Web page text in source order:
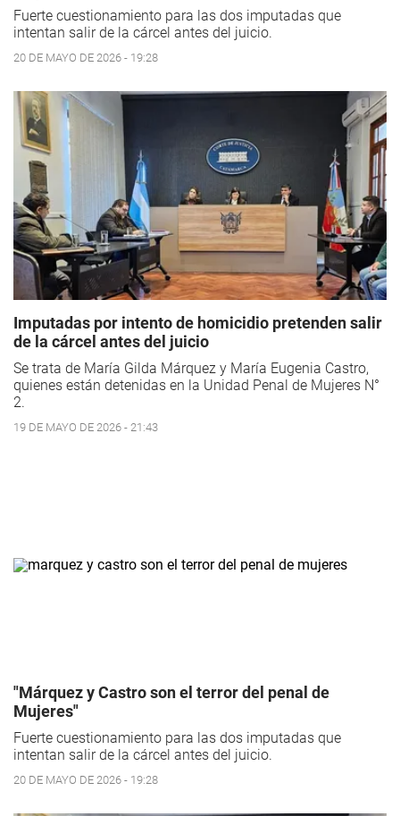
Fuerte cuestionamiento para las dos imputadas que
intentan salir de la cárcel antes del juicio.
20 DE MAYO DE 2026 - 19:28
Imputadas por intento de homicidio pretenden salir
de la cárcel antes del juicio
Se trata de María Gilda Márquez y María Eugenia Castro,
quienes están detenidas en la Unidad Penal de Mujeres N°
2.
19 DE MAYO DE 2026 - 21:43
"Márquez y Castro son el terror del penal de
Mujeres"
Fuerte cuestionamiento para las dos imputadas que
intentan salir de la cárcel antes del juicio.
20 DE MAYO DE 2026 - 19:28